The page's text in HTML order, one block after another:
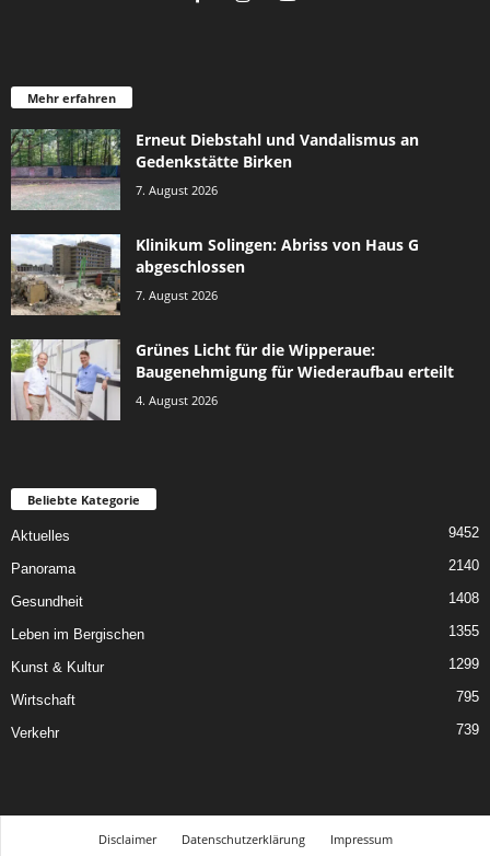
Mehr erfahren
Erneut Diebstahl und Vandalismus an
Gedenkstätte Birken
7. August 2026
Klinikum Solingen: Abriss von Haus G
abgeschlossen
7. August 2026
Grünes Licht für die Wipperaue:
Baugenehmigung für Wiederaufbau erteilt
4. August 2026
Beliebte Kategorie
Aktuelles 9452
Panorama 2140
Gesundheit 1408
Leben im Bergischen 1355
Kunst & Kultur 1299
Wirtschaft 795
Verkehr 739
Disclaimer Datenschutzerklärung Impressum